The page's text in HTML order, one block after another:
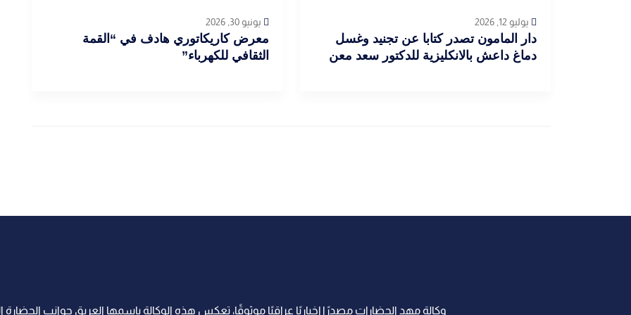
يوليو 12, 2026
دار المامون تصدر كتابا عن تجنيد وغسل
دماغ داعش بالانكليزية للدكتور سعد معن
يونيو 30, 2026
معرض كاريكاتوري هادف في “القمة
الثقافي للكهرباء”
وكالة مهد الحضارات مصدرًا إخباريًا عراقيًا موثوقًا، تعكس هذه الوكالة بإسمها العريق جوانب الحضارة